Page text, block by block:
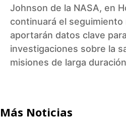
Johnson de la NASA, en
continuará el seguimiento
aportarán datos clave
investigaciones sobre la
misiones de larga
Más Noticias